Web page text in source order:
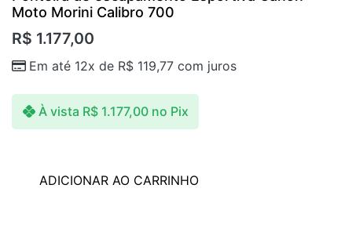
Moto Morini Calibro 700
R$ 1.177,00
Em até 12x de R$ 119,77 com juros
À vista R$1.177,00 no Pix
ADICIONAR AO CARRINHO